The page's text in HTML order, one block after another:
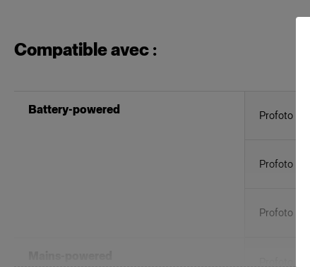
Compatible avec :
Battery-powered Profoto B1
Profoto B10
Profoto